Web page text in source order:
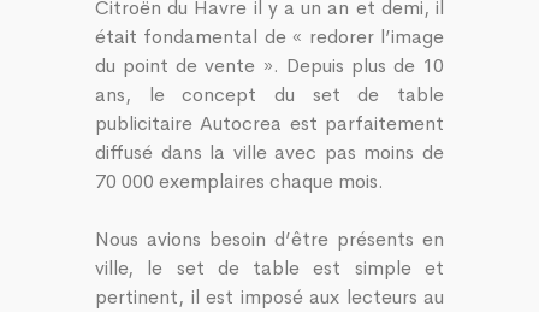
Citroën du Havre il y a un an et demi, il
était fondamental de « redorer l’image
du point de vente ». Depuis plus de 10
ans, le concept du set de table
publicitaire Autocrea est parfaitement
diffusé dans la ville avec pas moins de
70 000 exemplaires chaque mois.
Nous avions besoin d’être présents en
ville, le set de table est simple et
pertinent, il est imposé aux lecteurs au